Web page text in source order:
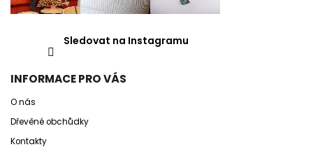
Sledovat na Instagramu
INFORMACE PRO VÁS
O nás
Dřevěné obchůdky
Kontakty